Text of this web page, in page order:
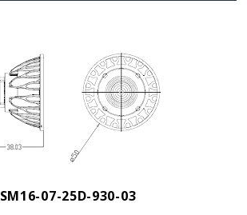
SM16-07-25D-930-03